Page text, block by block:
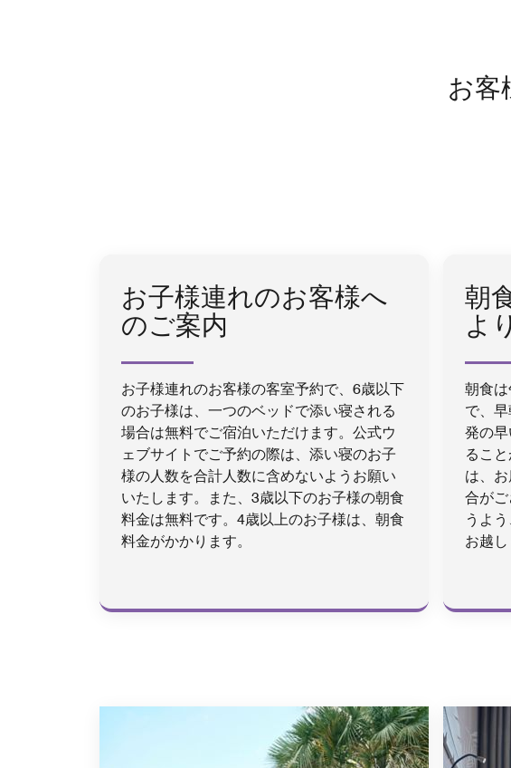
お客
お子様連れのお客様へ
のご案内
お子様連れのお客様の客室予約で、6歳以下
のお子様は、一つのベッドで添い寝される
場合は無料でご宿泊いただけます。公式ウ
ェブサイトでご予約の際は、添い寝のお子
様の人数を合計人数に含めないようお願い
いたします。また、3歳以下のお子様の朝食
料金は無料です。4歳以上のお子様は、朝食
料金がかかります。
朝
よ
朝食
で、
発の
るこ
は、
合が
うよ
お越し